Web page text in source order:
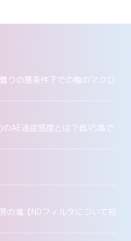
りの悪条件下での梅のマクロ
AE追従感度とは？低VS高で
の滝【NDフィルタについて初